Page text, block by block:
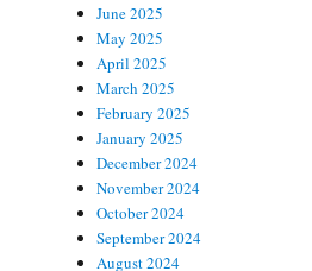
June 2025
May 2025
April 2025
March 2025
February 2025
January 2025
December 2024
November 2024
October 2024
September 2024
August 2024